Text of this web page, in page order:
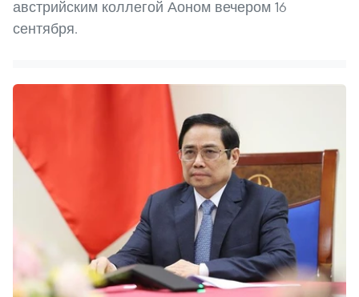
австрийским коллегой Аоном вечером 16
сентября.